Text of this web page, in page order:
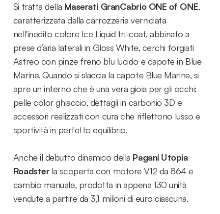
Si tratta della Maserati GranCabrio ONE of ONE,
caratterizzata dalla carrozzeria verniciata
nell'inedito colore Ice Liquid tri-coat, abbinato a
prese d’aria laterali in Gloss White, cerchi forgiati
Astreo con pinze freno blu lucido e capote in Blue
Marine. Quando si slaccia la capote Blue Marine, si
apre un interno che è una vera gioia per gli occhi:
pelle color ghiaccio, dettagli in carbonio 3D e
accessori realizzati con cura che riflettono lusso e
sportività in perfetto equilibrio.
Anche il debutto dinamico della Pagani Utopia
Roadsterla scoperta con motore V12 da 864 e
cambio manuale, prodotta in appena 130 unità
vendute a partire da 3,1 milioni di euro ciascuna.